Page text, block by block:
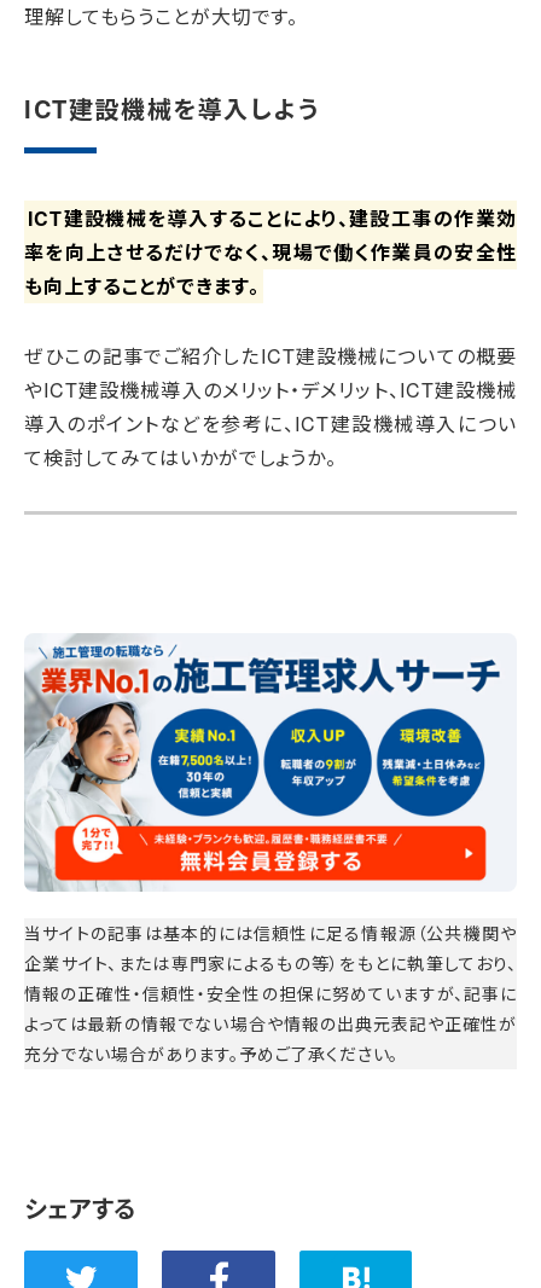
理解してもらうことが大切です。
ICT建設機械を導入しよう
ICT建設機械を導入することにより、建設工事の作業効
率を向上させるだけでなく、現場で働く作業員の安全性
も向上することができます。
ぜひこの記事でご紹介したICT建設機械についての概要
やICT建設機械導入のメリット・デメリット、ICT建設機械
導入のポイントなどを参考に、ICT建設機械導入につい
て検討してみてはいかがでしょうか。
当サイトの記事は基本的には信頼性に足る情報源（公共機関や
企業サイト、または専門家によるもの等）をもとに執筆しており、
情報の正確性・信頼性・安全性の担保に努めていますが、記事に
よっては最新の情報でない場合や情報の出典元表記や正確性が
充分でない場合があります。予めご了承ください。
シェアする